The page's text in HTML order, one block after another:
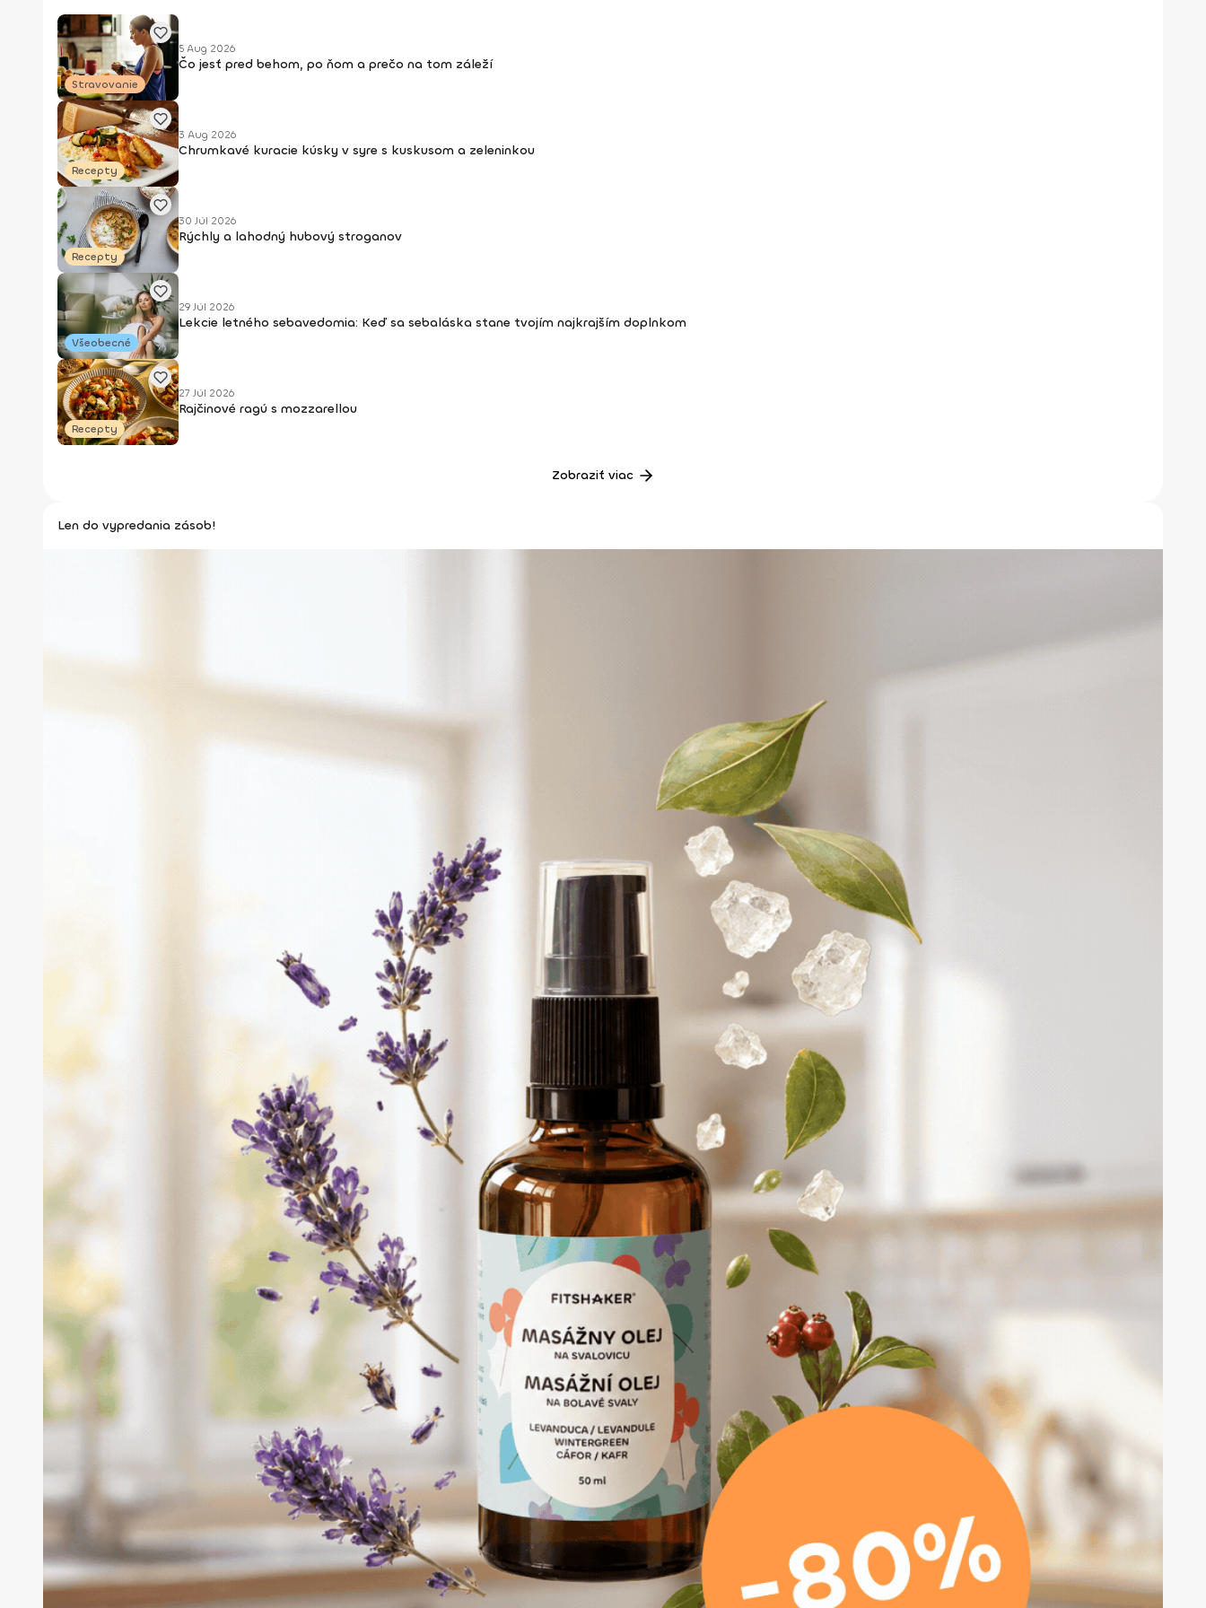
Stravovanie
5 Aug 2026
Čo jesť pred behom, po ňom a prečo na tom záleží
Recepty
3 Aug 2026
Chrumkavé kuracie kúsky v syre s kuskusom a zeleninkou
Recepty
30 Júl 2026
Rýchly a lahodný hubový stroganov
Všeobecné
29 Júl 2026
Lekcie letného sebavedomia: Keď sa sebaláska stane tvojím najkrajším doplnkom
Recepty
27 Júl 2026
Rajčinové ragú s mozzarellou
Zobraziť viac
Len do vypredania zásob!